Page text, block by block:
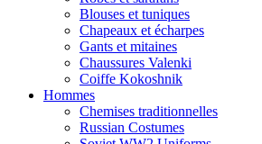
Blouses et tuniques
Chapeaux et écharpes
Gants et mitaines
Chaussures Valenki
Coiffe Kokoshnik
Hommes
Chemises traditionnelles
Russian Costumes